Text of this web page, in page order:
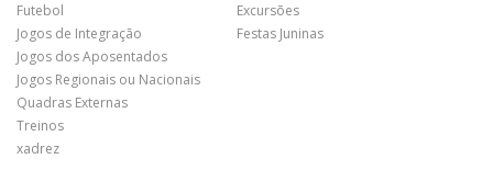
Futebol
Jogos de Integração
Jogos dos Aposentados
Jogos Regionais ou Nacionais
Quadras Externas
Treinos
xadrez
Excursões
Festas Juninas